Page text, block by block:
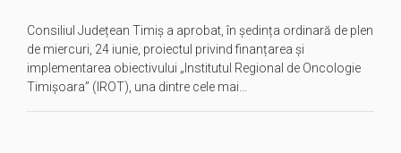
Consiliul Județean Timiș a aprobat, în ședința ordinară de plen
de miercuri, 24 iunie, proiectul privind finanțarea și
implementarea obiectivului „Institutul Regional de Oncologie
Timișoara” (IROT), una dintre cele mai…